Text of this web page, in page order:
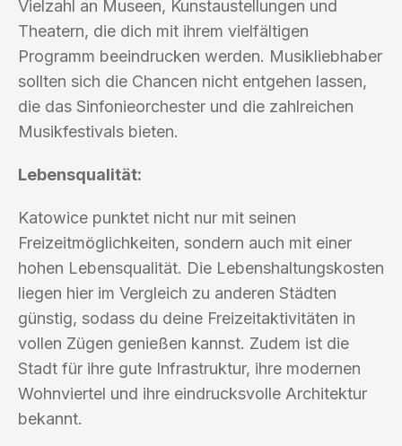
Vielzahl an Museen, Kunstaustellungen und
Theatern, die dich mit ihrem vielfältigen
Programm beeindrucken werden. Musikliebhaber
sollten sich die Chancen nicht entgehen lassen,
die das Sinfonieorchester und die zahlreichen
Musikfestivals bieten.
Lebensqualität:
Katowice punktet nicht nur mit seinen
Freizeitmöglichkeiten, sondern auch mit einer
hohen Lebensqualität. Die Lebenshaltungskosten
liegen hier im Vergleich zu anderen Städten
günstig, sodass du deine Freizeitaktivitäten in
vollen Zügen genießen kannst. Zudem ist die
Stadt für ihre gute Infrastruktur, ihre modernen
Wohnviertel und ihre eindrucksvolle Architektur
bekannt.